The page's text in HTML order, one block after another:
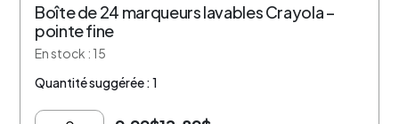
Boîte de 24 marqueurs lavables Crayola –
pointe fine
En stock : 15
Quantité suggérée : 1